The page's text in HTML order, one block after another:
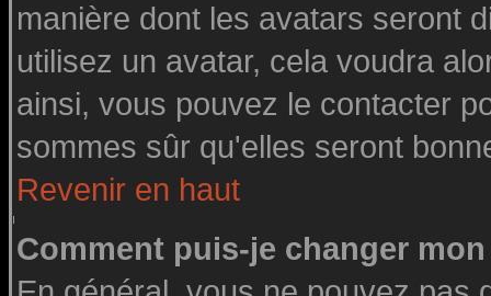
manière dont les avatars seront
utilisez un avatar, cela voudra
ainsi, vous pouvez le contacter
sommes sûr qu'elles seront
Revenir en haut
Comment puis-je changer